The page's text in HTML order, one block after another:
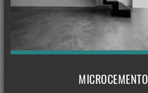
Pintura en Casanueva
Pintar en Cástaras
Pintar en Castell de Ferro
Pintar en Castilléjar
Pintar en Castillo de TajarjaMICROCEMENTO